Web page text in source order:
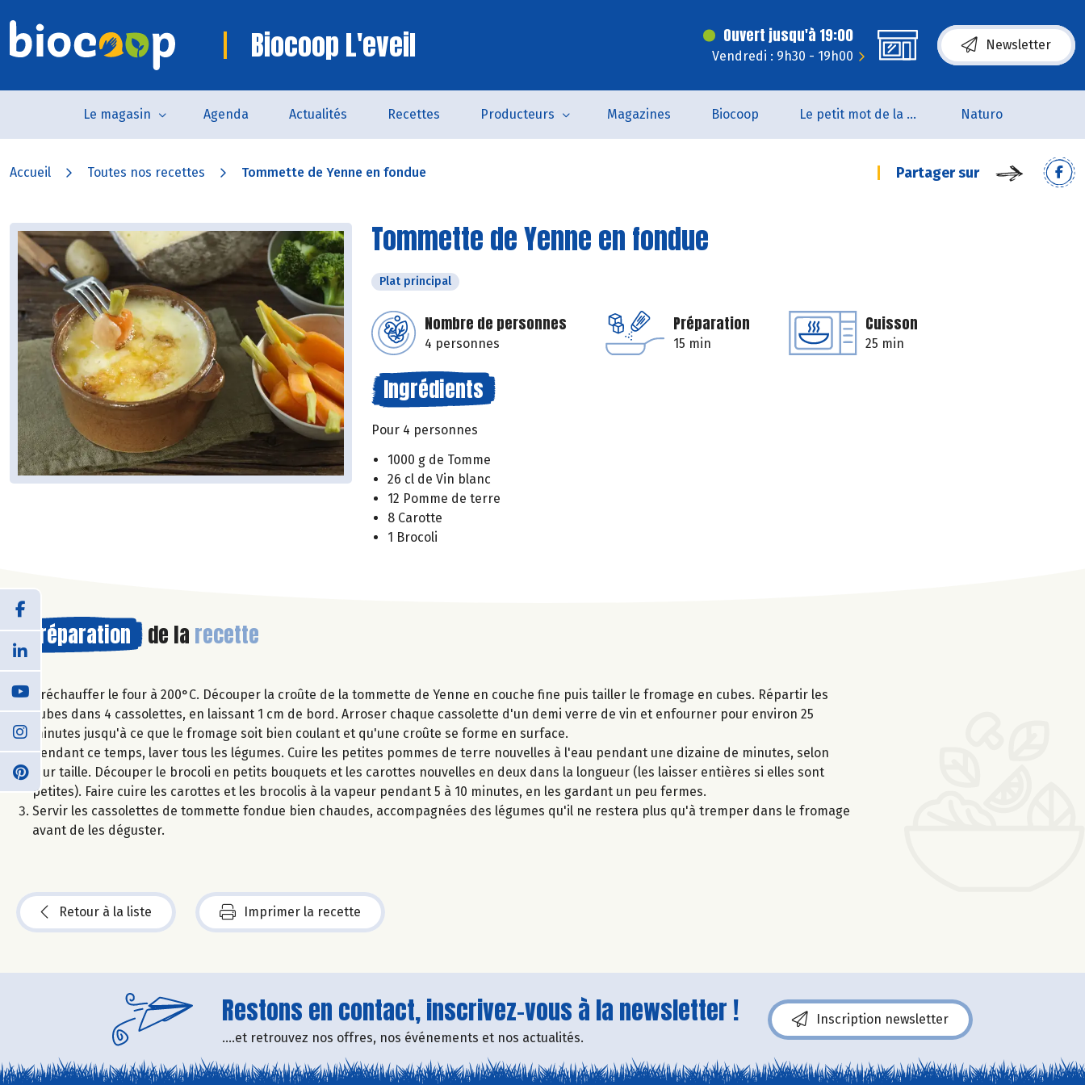
Biocoop L'eveil Ouvert jusqu'à 19:00
Vendredi : 9h30 - 19h00
Newsletter
Le magasin Agenda Actualités Recettes Producteurs Magazines Biocoop Le petit mot de la naturo Naturo
Accueil Toutes nos recettes Tommette de Yenne en fondue Partager sur
Tommette de Yenne en fondue
Plat principal
Nombre de personnes
4 personnes
Préparation
15 min
Cuisson
25 min
Ingrédients
Pour 4 personnes
1000 g de Tomme
26 cl de Vin blanc
12 Pomme de terre
8 Carotte
1 Brocoli
Préparation de la recette
Préchauffer le four à 200°C. Découper la croûte de la tommette de Yenne en couche fine puis tailler le fromage en cubes. Répartir les
cubes dans 4 cassolettes, en laissant 1 cm de bord. Arroser chaque cassolette d'un demi verre de vin et enfourner pour environ 25
minutes jusqu'à ce que le fromage soit bien coulant et qu'une croûte se forme en surface.
Pendant ce temps, laver tous les légumes. Cuire les petites pommes de terre nouvelles à l'eau pendant une dizaine de minutes, selon
leur taille. Découper le brocoli en petits bouquets et les carottes nouvelles en deux dans la longueur (les laisser entières si elles sont
petites). Faire cuire les carottes et les brocolis à la vapeur pendant 5 à 10 minutes, en les gardant un peu fermes.
Servir les cassolettes de tommette fondue bien chaudes, accompagnées des légumes qu'il ne restera plus qu'à tremper dans le fromage
avant de les déguster.
Retour à la liste Imprimer la recette
Restons en contact, inscrivez-vous à la newsletter !
....et retrouvez nos offres, nos événements et nos actualités.
Inscription newsletter